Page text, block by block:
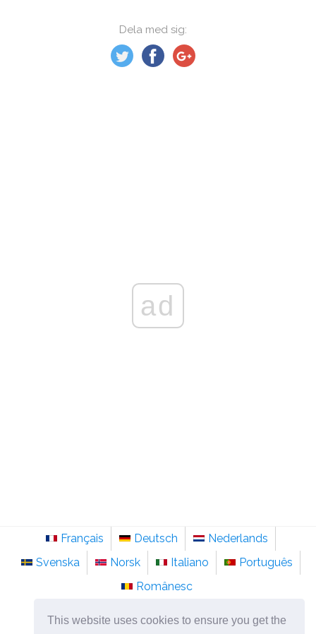
This website uses cookies to ensure you get the
Dela med sig:
ad
Français Deutsch
Nederlands
Svenska
Norsk Italiano
Português
Românesc
©2026sv.sainte-anastasie.org